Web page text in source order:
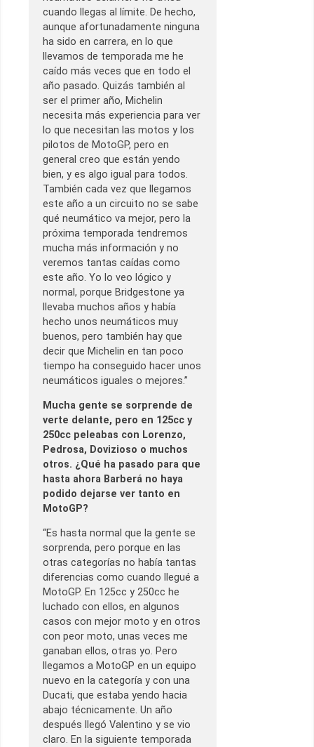
cuando llegas al límite. De hecho,
aunque afortunadamente ninguna
ha sido en carrera, en lo que
llevamos de temporada me he
caído más veces que en todo el
año pasado. Quizás también al
ser el primer año, Michelin
necesita más experiencia para ver
lo que necesitan las motos y los
pilotos de MotoGP, pero en
general creo que están yendo
bien, y es algo igual para todos.
También cada vez que llegamos
este año a un circuito no se sabe
qué neumático va mejor, pero la
próxima temporada tendremos
mucha más información y no
veremos tantas caídas como
este año. Yo lo veo lógico y
normal, porque Bridgestone ya
llevaba muchos años y había
hecho unos neumáticos muy
buenos, pero también hay que
decir que Michelin en tan poco
tiempo ha conseguido hacer unos
neumáticos iguales o mejores.”
Mucha gente se sorprende de
verte delante, pero en 125cc y
250cc peleabas con Lorenzo,
Pedrosa, Dovizioso o muchos
otros. ¿Qué ha pasado para que
hasta ahora Barberá no haya
podido dejarse ver tanto en
MotoGP?
“Es hasta normal que la gente se
sorprenda, pero porque en las
otras categorías no había tantas
diferencias como cuando llegué a
MotoGP. En 125cc y 250cc he
luchado con ellos, en algunos
casos con mejor moto y en otros
con peor moto, unas veces me
ganaban ellos, otras yo. Pero
llegamos a MotoGP en un equipo
nuevo en la categoría y con una
Ducati, que estaba yendo hacia
abajo técnicamente. Un año
después llegó Valentino y se vio
claro. En la siguiente temporada